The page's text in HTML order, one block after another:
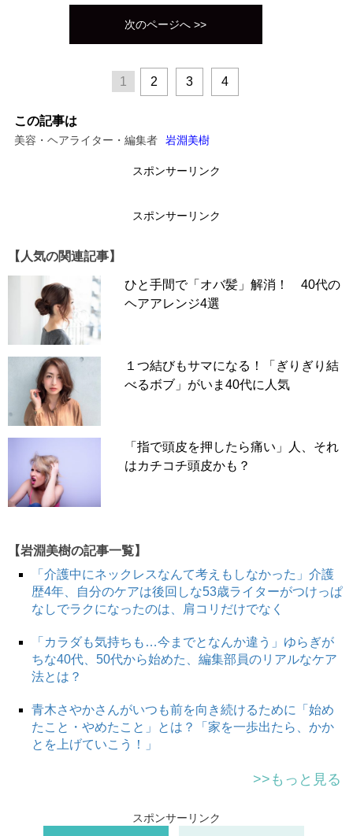
次のページへ >>
1 2 3 4
この記事は
美容・ヘアライター・編集者 岩淵美樹
スポンサーリンク
スポンサーリンク
【人気の関連記事】
ひと手間で「オバ髪」解消！ 40代の
ヘアアレンジ4選
１つ結びもサマになる！「ぎりぎり結
べるボブ」がいま40代に人気
「指で頭皮を押したら痛い」人、それ
はカチコチ頭皮かも？
【岩淵美樹の記事一覧】
「介護中にネックレスなんて考えもしなかった」介護
歴4年、自分のケアは後回しな53歳ライターがつけっぱ
なしでラクになったのは、肩コリだけでなく
「カラダも気持ちも…今までとなんか違う」ゆらぎが
ちな40代、50代から始めた、編集部員のリアルなケア
法とは？
青木さやかさんがいつも前を向き続けるために「始め
たこと・やめたこと」とは？「家を一歩出たら、かか
とを上げていこう！」
>>もっと見る
スポンサーリンク